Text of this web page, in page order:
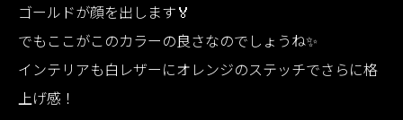
ゴールドが顔を出します🏅
でもここがこのカラーの良さなのでしょうね✨
インテリアも白レザーにオレンジのステッチでさらに格
上げ感！